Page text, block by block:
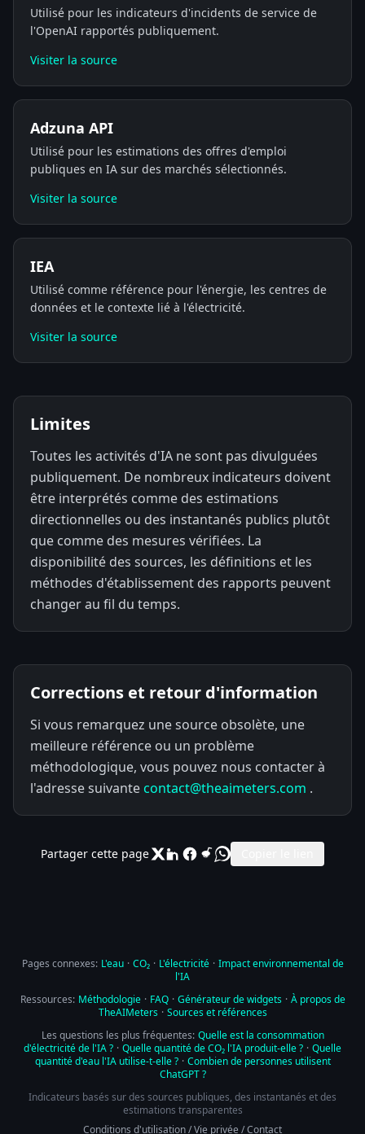
Utilisé pour les indicateurs d'incidents de service de
l'OpenAI rapportés publiquement.
Visiter la source
Adzuna API
Utilisé pour les estimations des offres d'emploi
publiques en IA sur des marchés sélectionnés.
Visiter la source
IEA
Utilisé comme référence pour l'énergie, les centres de
données et le contexte lié à l'électricité.
Visiter la source
Limites
Toutes les activités d'IA ne sont pas divulguées
publiquement. De nombreux indicateurs doivent
être interprétés comme des estimations
directionnelles ou des instantanés publics plutôt
que comme des mesures vérifiées. La
disponibilité des sources, les définitions et les
méthodes d'établissement des rapports peuvent
changer au fil du temps.
Corrections et retour d'information
Si vous remarquez une source obsolète, une
meilleure référence ou un problème
méthodologique, vous pouvez nous contacter à
l'adresse suivante contact@theaimeters.com .
Partager cette page
Pages connexes: L'eau · CO₂ · L'électricité · Impact environnemental de
l'IA
Ressources: Méthodologie · FAQ · Générateur de widgets · À propos de
TheAIMeters · Sources et références
Les questions les plus fréquentes: Quelle est la consommation
d'électricité de l'IA ? · Quelle quantité de CO₂ l'IA produit-elle ? · Quelle
quantité d'eau l'IA utilise-t-elle ? · Combien de personnes utilisent
ChatGPT ?
Indicateurs basés sur des sources publiques, des instantanés et des
estimations transparentes
Conditions d'utilisation/Vie privée /Contact